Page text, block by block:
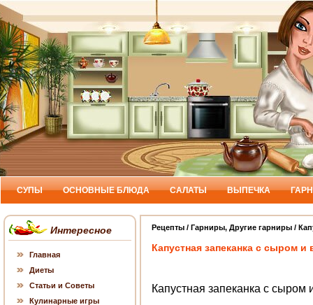
СУПЫ ОСНОВНЫЕ БЛЮДА САЛАТЫ ВЫПЕЧКА
Рецепты / Гарниры, Другие гарниры /
Капустная запеканка с сыром и
Капустная запеканка с сыром
Интересное
Главная
Диеты
Статьи и Советы
Кулинарные игры